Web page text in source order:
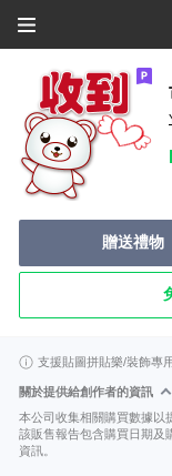
贈送禮物
支援貼圖拼貼樂/裝飾專
關於提供給創作者的資訊
本公司收集相關購買數據以
該販售報告包含購買日期及
資訊。